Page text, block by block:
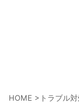
HOME > トラブル